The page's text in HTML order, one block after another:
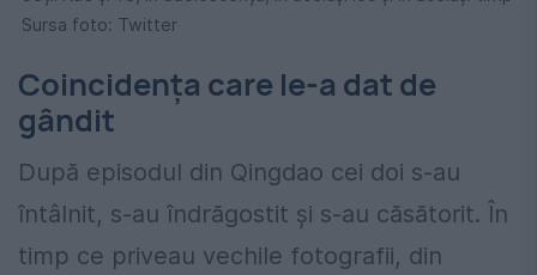
Sursa foto: Twitter
Coincidența care le-a dat de
gândit
După episodul din Qingdao cei doi s-au
întâlnit, s-au îndrăgostit și s-au căsătorit. În
timp ce priveau vechile fotografii, din